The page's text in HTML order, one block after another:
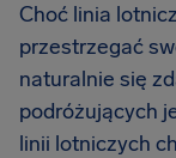
Choć linia
przestrzegać
naturalnie się
podróżujących
linii lotniczych